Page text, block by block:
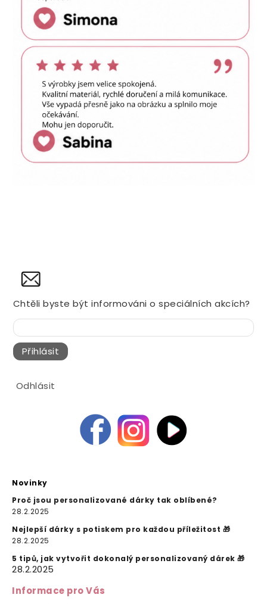
Chtěli byste být informováni o speciálních akcích?
Přihlásit
Odhlásit
Novinky
Proč jsou personalizované dárky tak oblíbené?
28.2.2025
Nejlepší dárky s potiskem pro každou příležitost 🎁
28.2.2025
5 tipů, jak vytvořit dokonalý personalizovaný dárek 🎁
28.2.2025
Informace pro Vás